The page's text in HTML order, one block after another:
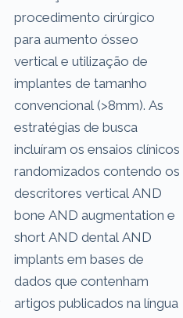
procedimento cirúrgico
para aumento ósseo
vertical e utilização de
implantes de tamanho
convencional (>8mm). As
estratégias de busca
incluíram os ensaios clínicos
randomizados contendo os
descritores vertical AND
bone AND augmentation e
short AND dental AND
implants em bases de
dados que contenham
artigos publicados na língua